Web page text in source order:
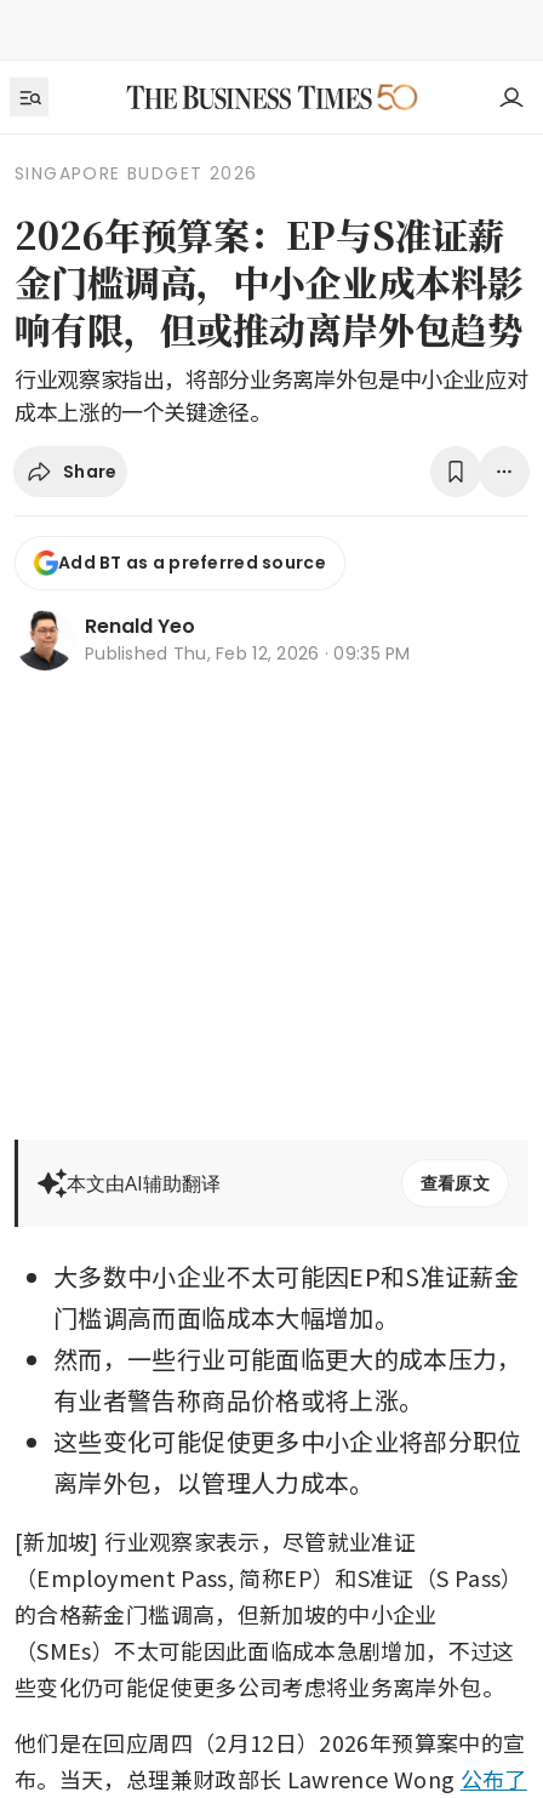
SINGAPORE BUDGET 2026
2026年预算案：EP与S准证薪
金门槛调高，中小企业成本料影
响有限，但或推动离岸外包趋势
行业观察家指出，将部分业务离岸外包是中小企业应对
成本上涨的一个关键途径。
Share
Add BT as a preferred source
Renald Yeo
Published Thu, Feb 12, 2026 · 09:35 PM
本文由AI辅助翻译 查看原文
大多数中小企业不太可能因EP和S准证薪金
门槛调高而面临成本大幅增加。
然而，一些行业可能面临更大的成本压力，
有业者警告称商品价格或将上涨。
这些变化可能促使更多中小企业将部分职位
离岸外包，以管理人力成本。
[新加坡] 行业观察家表示，尽管就业准证
（Employment Pass, 简称EP）和S准证（S Pass）
的合格薪金门槛调高，但新加坡的中小企业
（SMEs）不太可能因此面临成本急剧增加，不过这
些变化仍可能促使更多公司考虑将业务离岸外包。
他们是在回应周四（2月12日）2026年预算案中的宣
布。当天，总理兼财政部长 Lawrence Wong 公布了